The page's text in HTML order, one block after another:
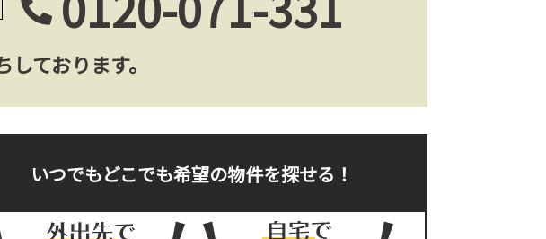
ております。
いつでもどこでも希望の物件を探せる！